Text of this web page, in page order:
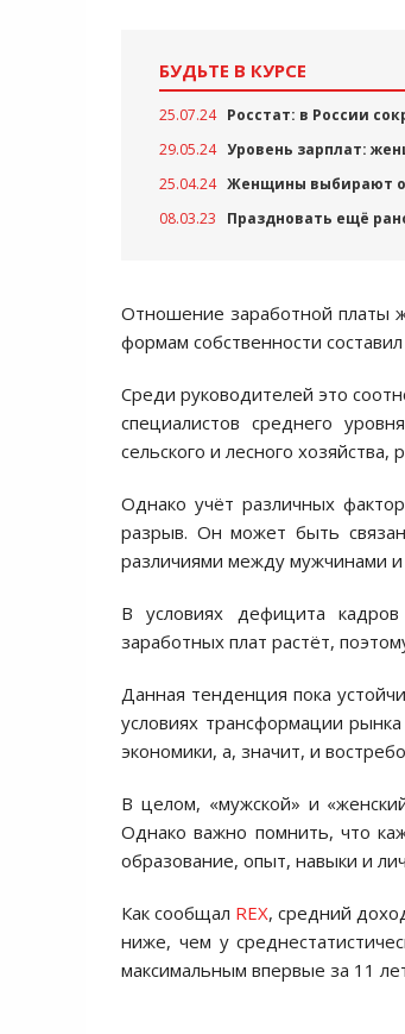
БУДЬТЕ В КУРСЕ
25.07.24 Росстат: в России
29.05.24 Уровень зарплат:
25.04.24 Женщины выбирают
08.03.23
Праздновать ещё
Отношение заработной платы
формам собственности
Среди руководителей это
специалистов среднего
сельского и лесного
Однако учёт различных
разрыв. Он может быть
различиями между мужчинами
В условиях дефицита
заработных плат растёт,
Данная тенденция пока
условиях трансформации
экономики, а, значит, и
В целом, «мужской» и
Однако важно помнить, что
образование, опыт, навыки и
Как сообщал REX, средний
ниже, чем у
максимальным впервые за 11